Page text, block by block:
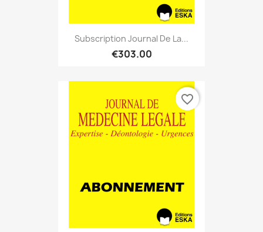
Subscription Journal De La...
€303.00
favorite_border